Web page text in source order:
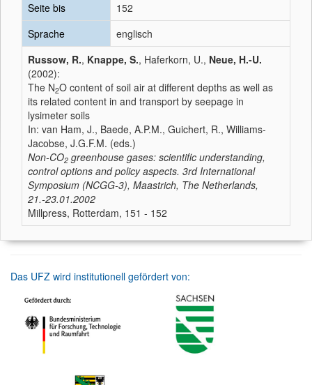
Seite bis
152
Sprache
englisch
Russow, R., Knappe, S., Haferkorn, U., Neue, H.-U.
(2002):
The N2O content of soil air at different depths as well as
its related content in and transport by seepage in
lysimeter soils
In: van Ham, J., Baede, A.P.M., Guichert, R., Williams-
Jacobse, J.G.F.M. (eds.)
Non-CO2 greenhouse gases: scientific understanding,
control options and policy aspects. 3rd International
Symposium (NCGG-3), Maastrich, The Netherlands,
21.-23.01.2002
Millpress, Rotterdam, 151 - 152
Das UFZ wird institutionell gefördert von: